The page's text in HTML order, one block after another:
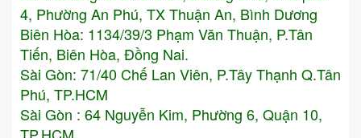
4, Phường An Phú, TX Thuận An, Bình Dương
Biên Hòa: 1134/39/3 Phạm Văn Thuận, P.Tân
Tiến, Biên Hòa, Đồng Nai.
Sài Gòn: 71/40 Chế Lan Viên, P.Tây Thạnh Q.Tân
Phú, TP.HCM
Sài Gòn : 64 Nguyễn Kim, Phường 6, Quận 10,